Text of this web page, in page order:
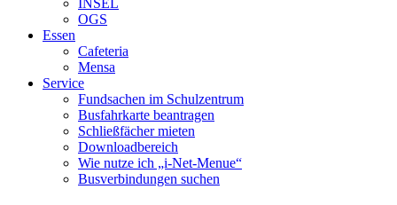
INSEL
OGS
Essen
Cafeteria
Mensa
Service
Fundsachen im Schulzentrum
Busfahrkarte beantragen
Schließfächer mieten
Downloadbereich
Wie nutze ich „i-Net-Menue“
Busverbindungen suchen